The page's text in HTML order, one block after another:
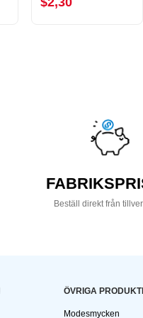
Beställ direkt från
ÖVRIGA
Modesmycken